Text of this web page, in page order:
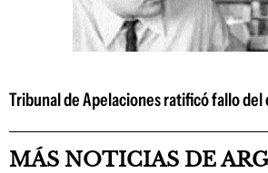
Tribunal de Apelaciones ratificó fallo del
MÁS NOTICIAS DE